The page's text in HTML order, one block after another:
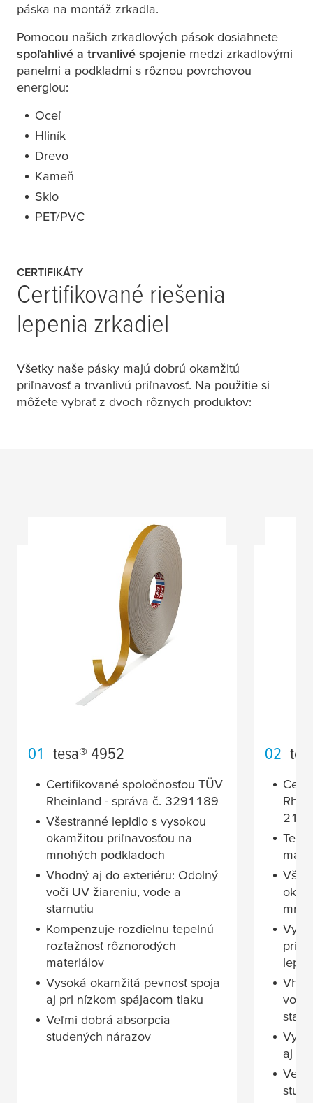
páska na montáž zrkadla.
Pomocou našich zrkadlových pások dosiahnete
spoľahlivé a trvanlivé spojenie medzi zrkadlovými
panelmi a podkladmi s rôznou povrchovou
energiou:
Oceľ
Hliník
Drevo
Kameň
Sklo
PET/PVC
CERTIFIKÁTY
Certifikované riešenia
lepenia zrkadiel
Všetky naše pásky majú dobrú okamžitú
priľnavosť a trvanlivú priľnavosť. Na použitie si
môžete vybrať z dvoch rôznych produktov:
01 tesa® 4952
Certifikované spoločnosťou TÜV
Rheinland - správa č. 3291189
Všestranné lepidlo s vysokou
okamžitou priľnavosťou na
mnohých podkladoch
Vhodný aj do exteriéru: Odolný
voči UV žiareniu, vode a
starnutiu
Kompenzuje rozdielnu tepelnú
rozťažnosť rôznorodých
materiálov
Vysoká okamžitá pevnosť spoja
aj pri nízkom spájacom tlaku
Veľmi dobrá absorpcia
studených nárazov
02
voči
aj